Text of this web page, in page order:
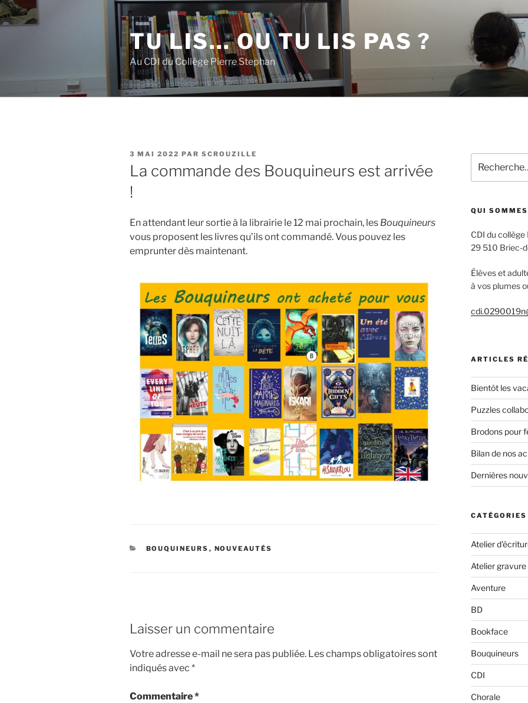
Aller
au
TU LIS… OU TU LIS PAS ?
Au CDI du Collège Pierre Stephan
PUBLIÉ
LE
3 MAI 2022 PAR SCROUZILLE
La commande des Bouquineurs est arrivée
!
En attendant leur sortie à la librairie le 12 mai prochain, les Bouquineurs
vous proposent les livres qu’ils ont commandé. Vous pouvez les
emprunter dès maintenant.
CATÉGORIES
BOUQUINEURS , NOUVEAUTÉS
Laisser un commentaire
Votre adresse e-mail ne sera pas publiée. Les champs obligatoires sont
indiqués avec *
Commentaire*
pour
:
QUI
CDI du
29 510 Briec-
Élèves et
à vos plumes
ARTICLES
Bientôt les
Puzzles
Brodons pour
Bilan de nos
Dernières
CATÉGORIES
Atelier
Atelier gravure
Aventure
BD
Bookface
Bouquineurs
CDI
Chorale